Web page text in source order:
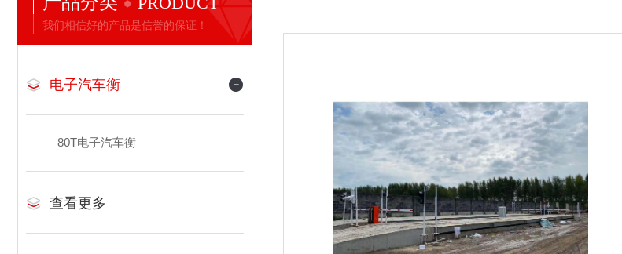
我们相信好的产品是信誉的保证！
电子汽车衡
80T电子汽车衡
查看更多